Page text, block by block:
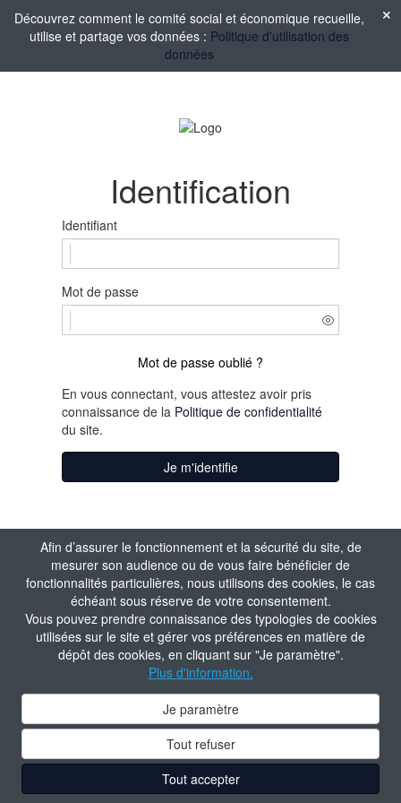
Afin d’assurer le fonctionnement et la sécurité du site, de
mesurer son audience ou de vous faire bénéficier de
fonctionnalités particulières, nous utilisons des cookies, le cas
échéant sous réserve de votre consentement.
Vous pouvez prendre connaissance des typologies de cookies
utilisées sur le site et gérer vos préférences en matière de
dépôt des cookies, en cliquant sur "Je paramètre".
Plus d'information.
Je paramètre
Tout refuser
Tout accepter
Découvrez comment le comité social et économique recueille,
utilise et partage vos données : Politique d'utilisation des
données
Identification
Identifiant
Mot de passe
Mot de passe oublié ?
En vous connectant, vous attestez avoir pris
connaissance de la Politique de confidentialité
du site.
Je m'identifie